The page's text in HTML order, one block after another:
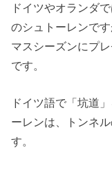
ドイツやオランダ
のシュトーレンで
マスシーズンにプ
です。
ドイツ語で「坑道
ーレンは、トンネ
す。